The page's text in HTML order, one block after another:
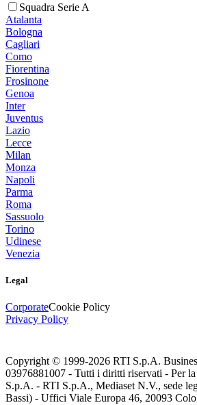
Squadra Serie A
Atalanta
Bologna
Cagliari
Como
Fiorentina
Frosinone
Genoa
Inter
Juventus
Lazio
Lecce
Milan
Monza
Napoli
Parma
Roma
Sassuolo
Torino
Udinese
Venezia
Legal
CorporateCookie Policy
Privacy Policy
Copyright © 1999-2026 RTI S.p.A.
03976881007 - Tutti i diritti riservati - Per
S.p.A. - RTI S.p.A., Mediaset N.V., sede
Bassi) - Uffici Viale Europa 46, 20093